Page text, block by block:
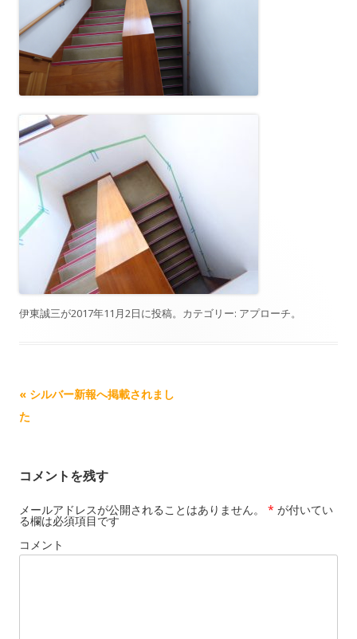
伊東誠三が2017年11月2日に投稿。カテゴリー: アプローチ。
記事ナビゲーション
« シルバー新報へ掲載されまし
た
コメントを残す
メールアドレスが公開されることはありません。 * が付いてい
る欄は必須項目です
コメント